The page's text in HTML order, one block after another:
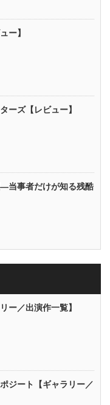
ー】
ーズ【レビュー】
当事者だけが知る残酷
ー／出演作一覧】
ジート【ギャラリー／